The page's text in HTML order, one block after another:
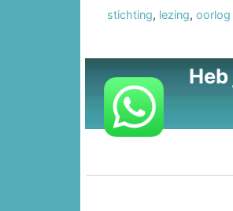
stichting, lezing, oorlog